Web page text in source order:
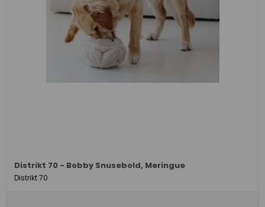
Distrikt 70 - Bobby Snusebold, Meringue
Distrikt 70